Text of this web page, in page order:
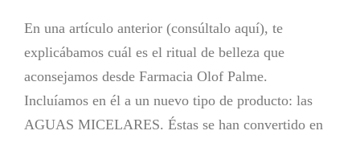
En una artículo anterior (consúltalo aquí), te
explicábamos cuál es el ritual de belleza que
aconsejamos desde Farmacia Olof Palme.
Incluíamos en él a un nuevo tipo de producto: las
AGUAS MICELARES. Éstas se han convertido en